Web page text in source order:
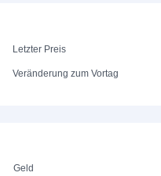
Letzter Preis
Veränderung zum Vortag
Geld